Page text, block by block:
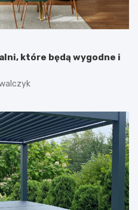
które będą wygodne i